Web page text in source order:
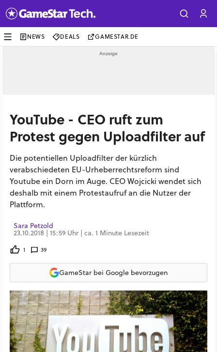
NEWS DEALS GAMESTAR.DE
YouTube - CEO ruft zum
Protest gegen Uploadfilter auf
Die potentiellen Uploadfilter der kürzlich
verabschiedeten EU-Urheberrechtsreform sind
Youtube ein Dorn im Auge. CEO Wojcicki wendet sich
deshalb mit einem Protestaufruf an die Nutzer der
Plattform.
Sara Petzold
23.10.2018 | 15:59 Uhr | ca. 1 Minute Lesezeit
1 39
GameStar bei Google bevorzugen